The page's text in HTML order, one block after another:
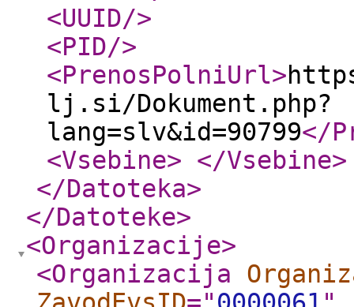
<UUID/>
<PID/>
<PrenosPolniUrl>
lj.si/Dokument.php?
lang=slv&id=90799</
<Vsebine> </Vsebine>
</Datoteka>
</Datoteke>
<Organizacije>
<Organizacija